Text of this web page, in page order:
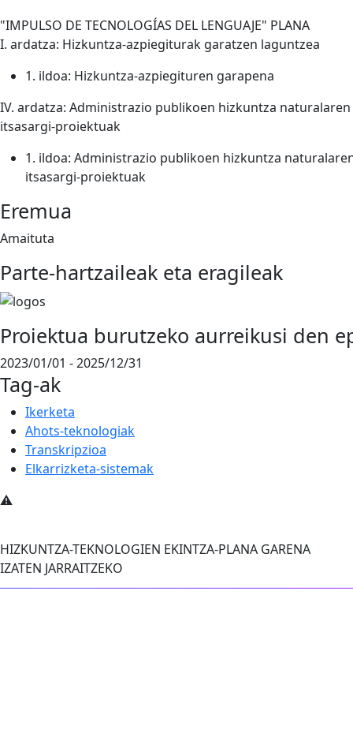
"IMPULSO DE TECNOLOGÍAS DEL LENGUAJE" PLANA
I. ardatza: Hizkuntza-azpiegiturak garatzen laguntzea
1. ildoa: Hizkuntza-azpiegituren garapena
IV. ardatza: Administrazio publikoen hizkuntza
itsasargi-proiektuak
1. ildoa: Administrazio publikoen hizkuntza
itsasargi-proiektuak
Eremua
Amaituta
Parte-hartzaileak eta eragileak
Proiektua burutzeko aurreikusi den
2023/01/01 - 2025/12/31
Tag-ak
Ikerketa
Ahots-teknologiak
Transkripzioa
Elkarrizketa-sistemak
HIZKUNTZA-TEKNOLOGIEN EKINTZA-PLANA GARENA
IZATEN JARRAITZEKO